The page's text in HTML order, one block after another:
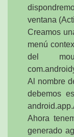
ventana
Creamos
menú
del
Al nombre
debemos
Ahora
generado